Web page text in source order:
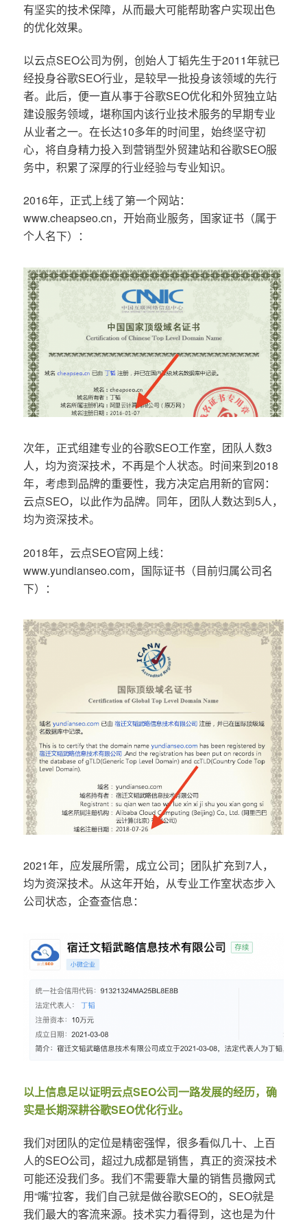
有坚实的技术保障，从而最大可能帮助客户实现出色
的优化效果。
以云点SEO公司为例，创始人丁韬先生于2011年就已
经投身谷歌SEO行业，是较早一批投身该领域的先行
者。此后，便一直从事于谷歌SEO优化和外贸独立站
建设服务领域，堪称国内该行业技术服务的早期专业
从业者之一。在长达10多年的时间里，始终坚守初
心，将自身精力投入到营销型外贸建站和谷歌SEO服
务中，积累了深厚的行业经验与专业知识。
2016年，正式上线了第一个网站：
www.cheapseo.cn，开始商业服务，国家证书（属于
个人名下）：
次年，正式组建专业的谷歌SEO工作室，团队人数3
人，均为资深技术，不再是个人状态。时间来到2018
年，考虑到品牌的重要性，我方决定启用新的官网：
云点SEO，以此作为品牌。同年，团队人数达到5人，
均为资深技术。
2018年，云点SEO官网上线：
www.yundianseo.com，国际证书（目前归属公司名
下）：
2021年，应发展所需，成立公司；团队扩充到7人，
均为资深技术。从这年开始，从专业工作室状态步入
公司状态，企查查信息：
以上信息足以证明云点SEO公司一路发展的经历，确
实是长期深耕谷歌SEO优化行业。
我们对团队的定位是精密强悍，很多看似几十、上百
人的SEO公司，超过九成都是销售，真正的资深技术
可能还没我们多。我们不需要靠大量的销售员撒网式
用“嘴”拉客，我们自己就是做谷歌SEO的，SEO就是
我们最大的客流来源。技术实力看得到，这也是为什